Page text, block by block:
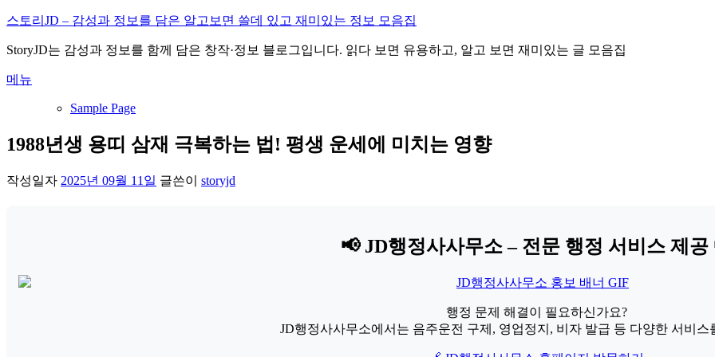
내
으
바
기
스토리JD – 감성과 정보를 담은 알고보면 쓸데 있고 재미있는 정보 모음집
StoryJD는 감성과 정보를 함께 담은 창작·정보 블로그입니다. 읽다 보면 유용하고, 알고 보면 재미있는 글 모음집
메뉴
Sample Page
1988년생 용띠 삼재 극복하는 법! 평생 운세에 미치는 영향
작성일자 2025년 09월 11일 글쓴이 storyjd
📢 JD행정사사무소 – 전문 행정 서비스 제공
행정 문제 해결이 필요하신가요?
JD행정사사무소에서는 음주운전 구제, 영업정지, 비자 발급 등 다양한 서비스